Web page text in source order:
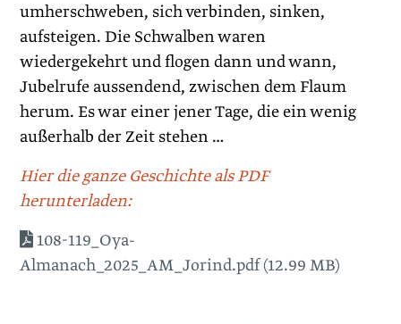
umherschweben, sich verbinden, sinken,
aufsteigen. Die Schwalben waren
wiedergekehrt und flogen dann und wann,
Jubelrufe aussendend, zwischen dem Flaum
herum. Es war einer jener Tage, die ein wenig
außerhalb der Zeit stehen …
Hier die ganze Geschichte als PDF
herunterladen:
108-119_Oya-
Almanach_2025_AM_Jorind.pdf (12.99 MB)